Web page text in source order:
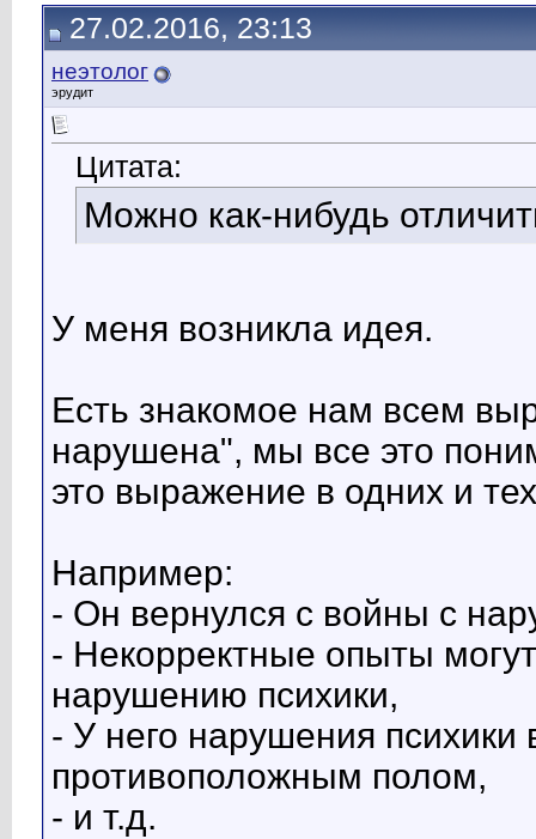
27.02.2016, 23:13
неэтолог
эрудит
Цитата:
Можно как-нибудь
У меня возникла идея.
Есть знакомое нам всем
нарушена", мы все это
это выражение в одних и
Например:
- Он вернулся с войны с
- Некорректные опыты
нарушению психики,
- У него нарушения психики
противоположным полом,
- и т.д.